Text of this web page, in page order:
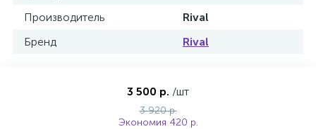
Производитель
Rival
Бренд
Rival
3 500 р. /шт
3 920 р.
Экономия 420 р.